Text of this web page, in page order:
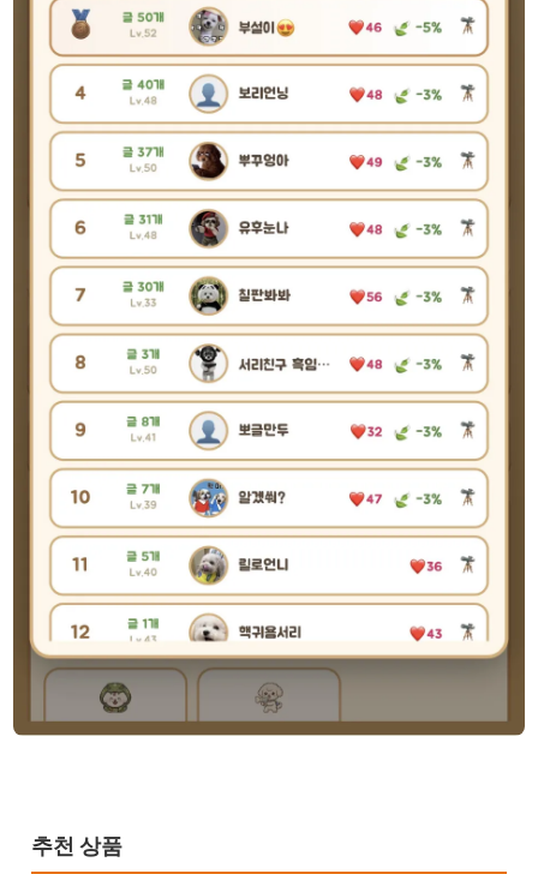
추천 상품